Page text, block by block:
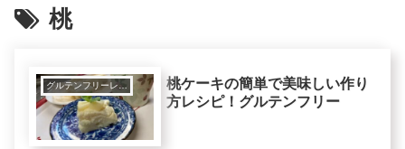
桃
桃ケーキの簡単で美味しい作り
方レシピ！グルテンフリー